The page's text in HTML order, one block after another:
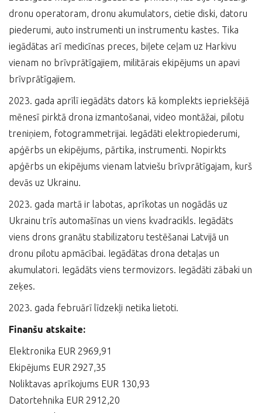
dronu operatoram, dronu akumulators, cietie diski, datoru
piederumi, auto instrumenti un instrumentu kastes. Tika
iegādātas arī medicīnas preces, biļete ceļam uz Harkivu
vienam no brīvprātīgajiem, militārais ekipējums un apavi
brīvprātīgajiem.
2023. gada aprīlī iegādāts dators kā komplekts iepriekšējā
mēnesī pirktā drona izmantošanai, video montāžai, pilotu
treniņiem, fotogrammetrijai. Iegādāti elektropiederumi,
apģērbs un ekipējums, pārtika, instrumenti. Nopirkts
apģērbs un ekipējums vienam latviešu brīvprātīgajam, kurš
devās uz Ukrainu.
2023. gada martā ir labotas, aprīkotas un nogādās uz
Ukrainu trīs automašīnas un viens kvadracikls. Iegādāts
viens drons granātu stabilizatoru testēšanai Latvijā un
dronu pilotu apmācībai. Iegādātas drona detaļas un
akumulatori. Iegādāts viens termovizors. Iegādāti zābaki un
zeķes.
2023. gada februārī līdzekļi netika lietoti.
Finanšu atskaite:
Elektronika EUR 2969,91
Ekipējums EUR 2927,35
Noliktavas aprīkojums EUR 130,93
Datortehnika EUR 2912,20